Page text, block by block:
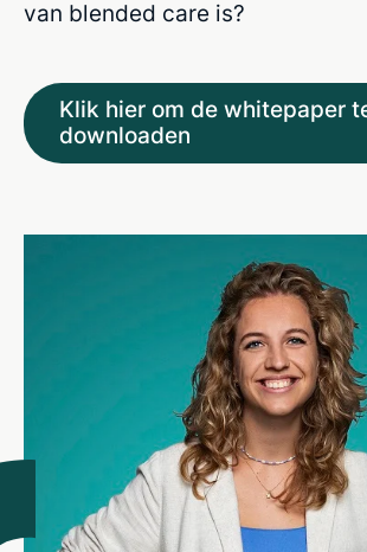
van blended care is?
Klik hier om de whitepaper
downloaden